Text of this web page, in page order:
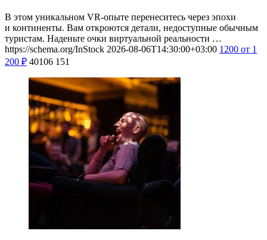
В этом уникальном VR-опыте перенеситесь через эпохи
и континенты. Вам откроются детали, недоступные обычным
туристам. Наденьте очки виртуальной реальности …
https://schema.org/InStock 2026-08-06T14:30:00+03:00 1200 от 1
200 ₽ 40106 151